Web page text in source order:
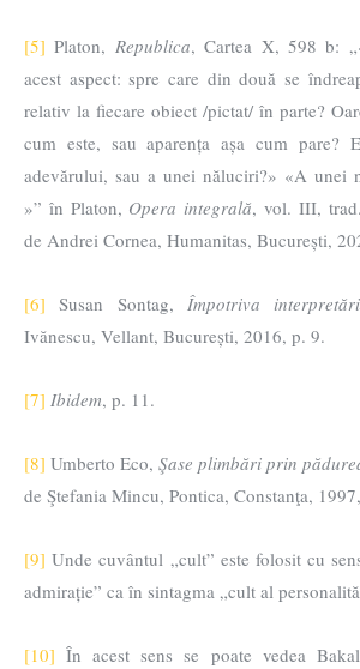
[5] Platon, Republica, Cartea X, 598 b:
acest aspect: spre care din două se
relativ la fiecare obiect /pictat/ în parte?
cum este, sau aparența așa cum pare?
adevărului, sau a unei năluciri?» «A unei
»” în Platon, Opera integrală, vol. III,
de Andrei Cornea, Humanitas, București,
[6] Susan Sontag, Împotriva
Ivănescu, Vellant, București, 2016, p. 9.
[7] Ibidem, p. 11.
[8] Umberto Eco, Şase plimbări prin
de Ştefania Mincu, Pontica, Constanţa,
[9] Unde cuvântul „cult” este folosit cu
admirație” ca în sintagma „cult al
[10] În acest sens se poate vedea